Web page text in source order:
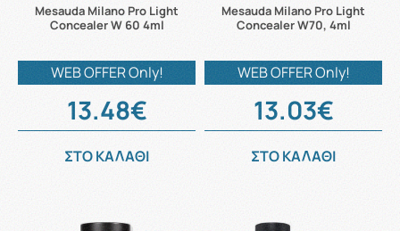
Mesauda Milano Pro Light
Concealer W 60 4ml
WEB OFFER Only!
13.48€
ΣΤΟ ΚΑΛΑΘΙ
Mesauda Milano Pro Light
Concealer W70, 4ml
WEB OFFER Only!
13.03€
ΣΤΟ ΚΑΛΑΘΙ